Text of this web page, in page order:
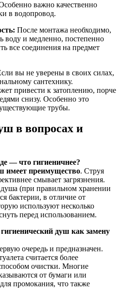
важно качественно
в водопровод.
После монтажа необходимо,
воду и медленно, постепенно
все соединения на предмет
вы не уверены в своих силах,
сантехнику.
привести к затоплению, порче
снизу. Особенно это
трубы.
в вопросах и
— что гигиеничнее?
имеет преимущество. Струя
смывает загрязнения.
(при правильном хранении
бактерии, в отличие от
используют несколько
перед использованием.
душ как замену
очередь и предназначен.
считается более
очистки. Многие
от бумаги или
промокания, что также